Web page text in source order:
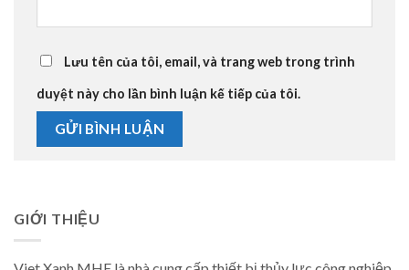
Lưu tên của tôi, email, và trang web trong trình
duyệt này cho lần bình luận kế tiếp của tôi.
GIỚI THIỆU